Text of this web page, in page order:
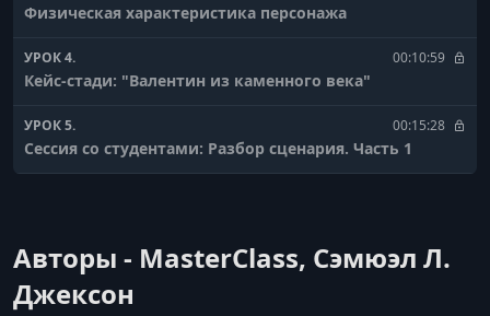
Физическая характеристика персонажа
УРОК 4. 00:10:59
Кейc-стади: "Валентин из каменного века"
УРОК 5. 00:15:28
Сессия со студентами: Разбор сценария. Часть 1
УРОК 7. 00:15:11
Сессия со студентами: Биографии персонажей
Авторы - MasterClass, Сэмюэл Л.
Джексон